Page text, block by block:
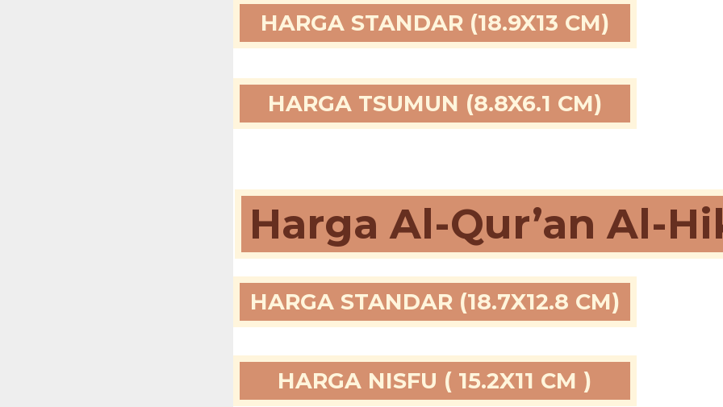
HARGA STANDAR (18.9X13 CM)
HARGA TSUMUN (8.8X6.1 CM)
Harga Al-Qur’an Al-
HARGA STANDAR (18.7X12.8 CM)
HARGA NISFU ( 15.2X11 CM )